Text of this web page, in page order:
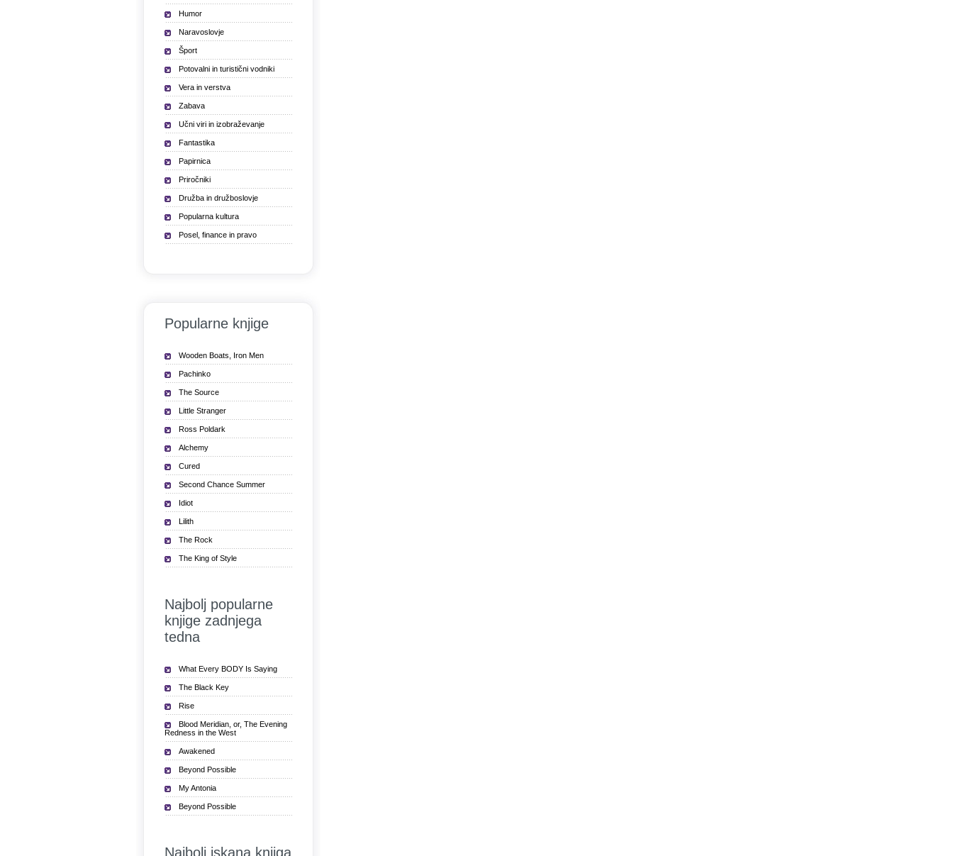
Humor
Naravoslovje
Šport
Potovalni in turistični vodniki
Vera in verstva
Zabava
Učni viri in izobraževanje
Fantastika
Papirnica
Priročniki
Družba in družboslovje
Popularna kultura
Posel, finance in pravo
Popularne knjige
Wooden Boats, Iron Men
Pachinko
The Source
Little Stranger
Ross Poldark
Alchemy
Cured
Second Chance Summer
Idiot
Lilith
The Rock
The King of Style
Najbolj popularne
knjige zadnjega
tedna
What Every BODY Is Saying
The Black Key
Rise
Blood Meridian, or, The Evening
Redness in the West
Awakened
Beyond Possible
My Antonia
Beyond Possible
Najbolj iskana knjiga